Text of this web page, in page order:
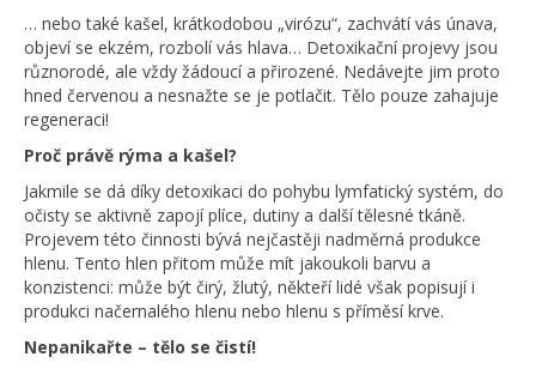
… nebo také kašel, krátkodobou „virózu“, zachvátí vás únava,
objeví se ekzém, rozbolí vás hlava… Detoxikační projevy jsou
různorodé, ale vždy žádoucí a přirozené. Nedávejte jim proto
hned červenou a nesnažte se je potlačit. Tělo pouze zahajuje
regeneraci!
Proč právě rýma a kašel?
Jakmile se dá díky detoxikaci do pohybu lymfatický systém, do
očisty se aktivně zapojí plíce, dutiny a další tělesné tkáně.
Projevem této činnosti bývá nejčastěji nadměrná produkce
hlenu. Tento hlen přitom může mít jakoukoli barvu a
konzistenci: může být čirý, žlutý, někteří lidé však popisují i
produkci načernalého hlenu nebo hlenu s příměsí krve.
Nepanikařte – tělo se čistí!